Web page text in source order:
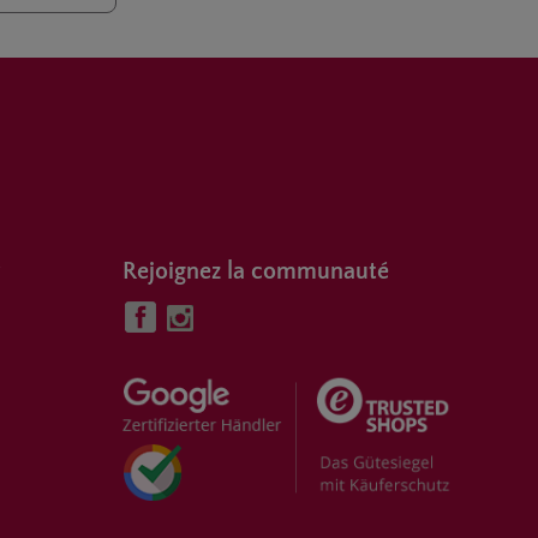
Rejoignez la communauté